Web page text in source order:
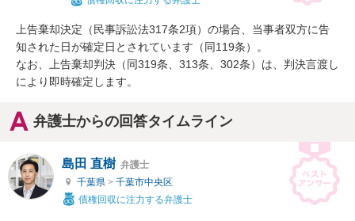
上告棄却決定（民事訴訟法317条2項）の場合、当事者双方に告
知された日が確定日とされています（同119条）。
なお、上告棄却判決（同319条、313条、302条）は、判決言渡し
により即時確定します。
弁護士からの回答タイムライン
島田 直樹 弁護士
千葉県 > 千葉市中央区
債権回収に注力する弁護士